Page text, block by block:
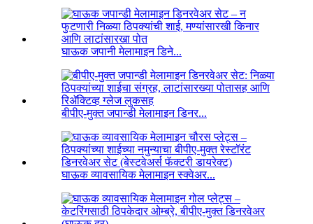
घाऊक जपानी मेलामाइन डिने...
बीपीए-मुक्त जपान्डी मेलामाइन डिनर...
घाऊक व्यावसायिक मेलामाइन स्क्वेअर...